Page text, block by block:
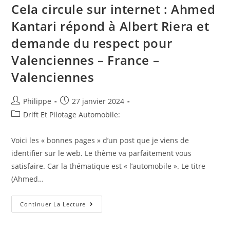
Lavallois
«
On
Était
Plus
Proche
Sur
Fin
De
D’une
Victoire
De
Rodez
Cela circule sur internet : Ahmed
Kantari répond à Albert Riera et
demande du respect pour
Valenciennes – France –
Valenciennes
Auteur/autrice
de
Philippe
Post
published:
27 janvier 2024
PostDrift Et Pilotage Automobile:
Voici les « bonnes pages » d’un post que je viens de
identifier sur le web. Le thème va parfaitement vous
satisfaire. Car la thématique est « l’automobile ». Le titre
(Ahmed…
Continuer La Lecture Cela
Circule